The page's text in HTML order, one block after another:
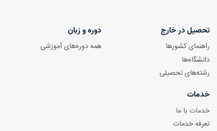
تحصیل در خارج
راهنمای کشورها
دانشگاه‌ها
رشته‌های تحصیلی
دوره و زبان
همه دوره‌های آموزشی
خدمات
خدمات با ما
تعرفه خدمات